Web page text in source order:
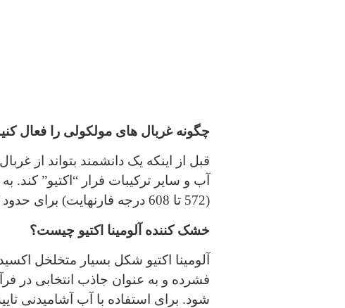
چگونه غربال های مولکولی را فعال
قبل از اینکه یک دانشمند بتواند از
(572 تا 608 درجه فارنهایت) برای حدود 15 ساعت است.
خشک کننده آلومینا اکتیو چیست؟
آلومینا اکتیو شکل بسیار متخلخل
فشرده و به عنوان جاذب انتخابی در
شود. برای استفاده با آب آشامیدنی